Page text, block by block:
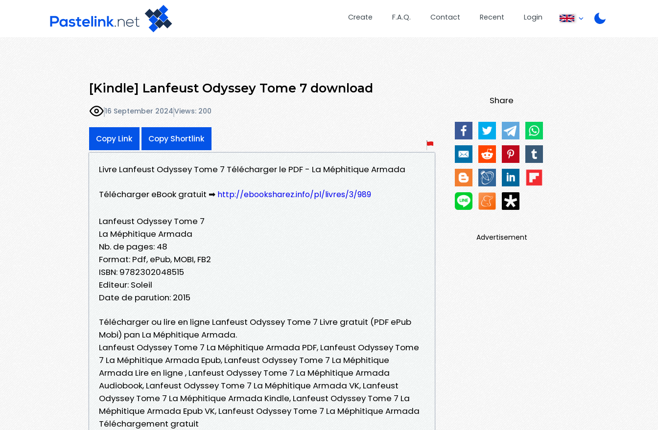
Create F.A.Q. Contact Recent Login
[Kindle] Lanfeust Odyssey Tome 7 download
16 September 2024Views: 200
Copy Link Copy Shortlink
Livre Lanfeust Odyssey Tome 7 Télécharger le PDF - La Méphitique Armada
Télécharger eBook gratuit ➡ http://ebooksharez.info/pl/livres/3/989
Lanfeust Odyssey Tome 7
La Méphitique Armada
Nb. de pages: 48
Format: Pdf, ePub, MOBI, FB2
ISBN: 9782302048515
Editeur: Soleil
Date de parution: 2015
Télécharger ou lire en ligne Lanfeust Odyssey Tome 7 Livre gratuit (PDF ePub
Mobi) pan La Méphitique Armada.
Lanfeust Odyssey Tome 7 La Méphitique Armada PDF, Lanfeust Odyssey Tome
7 La Méphitique Armada Epub, Lanfeust Odyssey Tome 7 La Méphitique
Armada Lire en ligne , Lanfeust Odyssey Tome 7 La Méphitique Armada
Audiobook, Lanfeust Odyssey Tome 7 La Méphitique Armada VK, Lanfeust
Odyssey Tome 7 La Méphitique Armada Kindle, Lanfeust Odyssey Tome 7 La
Méphitique Armada Epub VK, Lanfeust Odyssey Tome 7 La Méphitique Armada
Téléchargement gratuit
Share
Advertisement